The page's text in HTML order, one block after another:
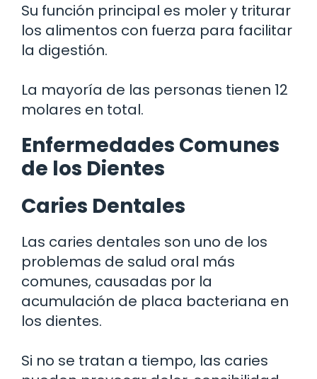
Su función principal es moler y triturar
los alimentos con fuerza para facilitar
la digestión.
La mayoría de las personas tienen 12
molares en total.
Enfermedades Comunes
de los Dientes
Caries Dentales
Las caries dentales son uno de los
problemas de salud oral más
comunes, causadas por la
acumulación de placa bacteriana en
los dientes.
Si no se tratan a tiempo, las caries